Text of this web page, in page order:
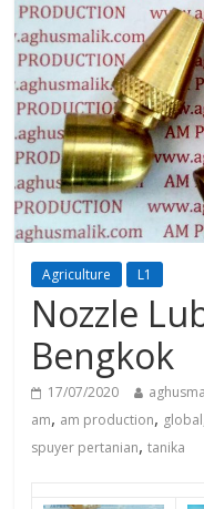
Agriculture L1
Nozzle
Bengkok
17/07/2020
am, am production, global
spuyer pertanian,tanika